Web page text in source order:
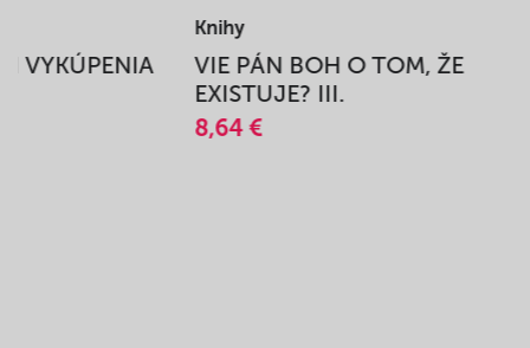
VYKÚPENIA
Knihy
VIE PÁN BOH O TOM, ŽE
EXISTUJE? III.
8,64 €